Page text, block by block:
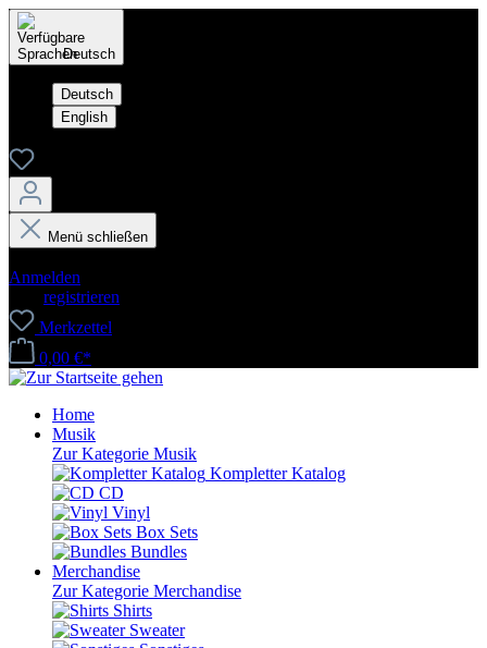
Deutsch
Deutsch
English
Menü schließen
Anmelden
registrieren
Merkzettel
0,00 €*
Home
Musik
Zur Kategorie Musik
Kompletter Katalog
CD
Vinyl
Box Sets
Bundles
Merchandise
Zur Kategorie Merchandise
Shirts
Sweater